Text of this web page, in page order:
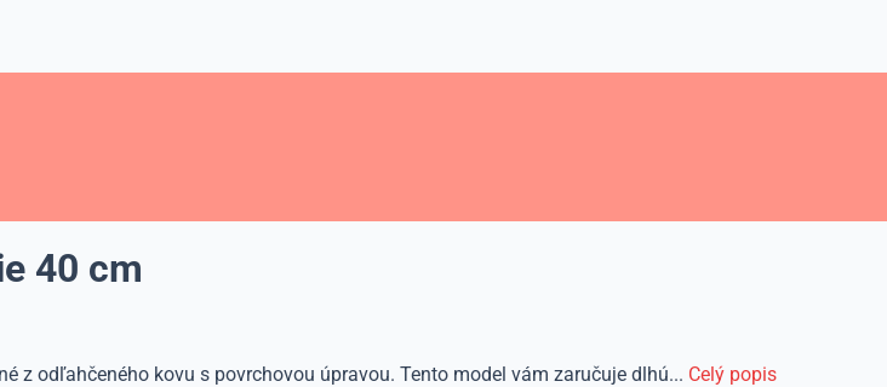
40 cm
z odľahčeného kovu s povrchovou úpravou. Tento model vám zaručuje dlhú... Celý popis